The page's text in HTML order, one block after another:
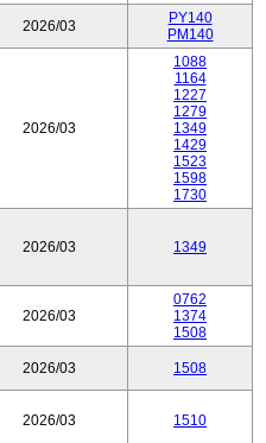
2026/03
PY140
PM140
2026/03
1088
1164
1227
1279
1349
1429
1523
1598
1730
2026/03 1349
2026/03
0762
1374
1508
2026/03 1508
2026/03 1510